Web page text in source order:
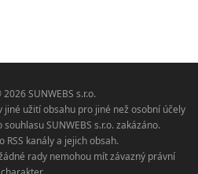
SUNWEBS s.r.o.
jiné užití obsahu pro jiné než osobní účely
SUNWEBS s.r.o. zakázáno.
RSS kanály a jejich obsah.
rady nemohou mít závazný právní